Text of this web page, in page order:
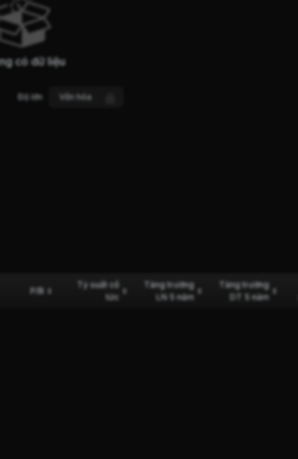
có dữ liệu
Độ lớn Vốn hóa
P/B
Tỷ suất cổ
tức
Tăng trưởng
LN 5 năm
Tăng trưởng
DT 5 năm